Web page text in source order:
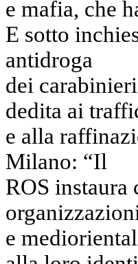
e mafia, che
E sotto
antidroga
dei
dedita ai
e alla
Milano: “Il
ROS
e